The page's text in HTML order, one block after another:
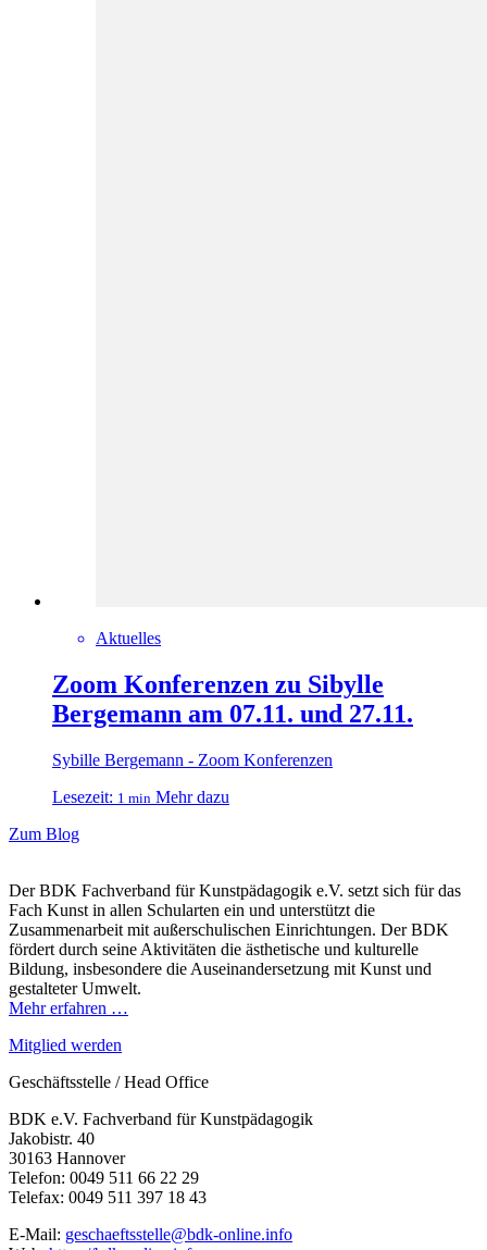
Aktuelles
Zoom Konferenzen zu Sibylle
Bergemann am 07.11. und 27.11.
Sybille Bergemann - Zoom Konferenzen
Lesezeit: 1 min Mehr dazu
Zum Blog
Der BDK Fachverband für Kunstpädagogik e.V. setzt sich für das
Fach Kunst in allen Schularten ein und unterstützt die
Zusammenarbeit mit außerschulischen Einrichtungen. Der BDK
fördert durch seine Aktivitäten die ästhetische und kulturelle
Bildung, insbesondere die Auseinandersetzung mit Kunst und
gestalteter Umwelt.
Mehr erfahren …
Mitglied werden
Geschäftsstelle / Head Office
BDK e.V. Fachverband für Kunstpädagogik
Jakobistr. 40
30163 Hannover
Telefon: 0049 511 66 22 29
Telefax: 0049 511 397 18 43
E-Mail: geschaeftsstelle@bdk-online.info